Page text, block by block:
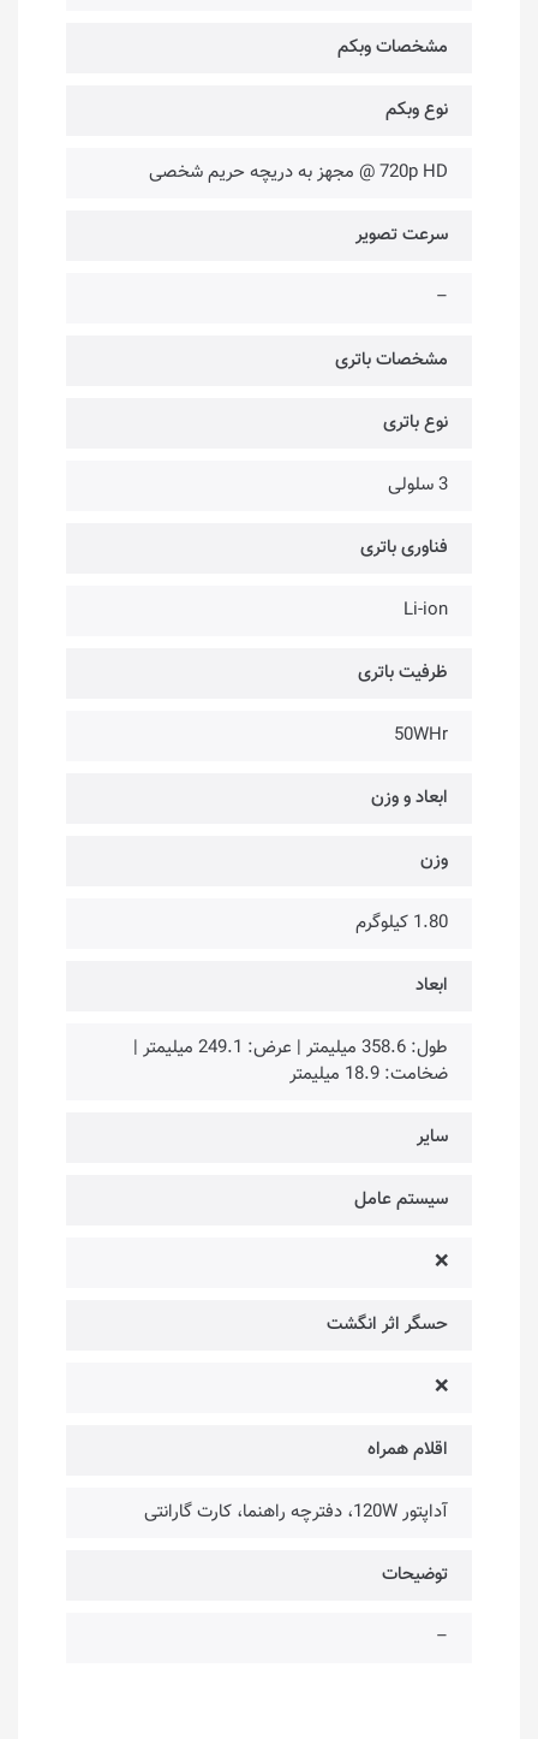
مشخصات وبکم
نوع وبکم
720p HD @ مجهز به دریچه حریم شخصی
سرعت تصویر
–
مشخصات باتری
نوع باتری
3 سلولی
فناوری باتری
Li-ion
ظرفیت باتری
50WHr
ابعاد و وزن
وزن
1.80 کیلوگرم
ابعاد
طول: 358.6 میلیمتر | عرض: 249.1 میلیمتر |
ضخامت: 18.9 میلیمتر
سایر
سیستم عامل
❌
حسگر اثر انگشت
❌
اقلام همراه
آداپتور 120W، دفترچه راهنما، کارت گارانتی
توضیحات
–